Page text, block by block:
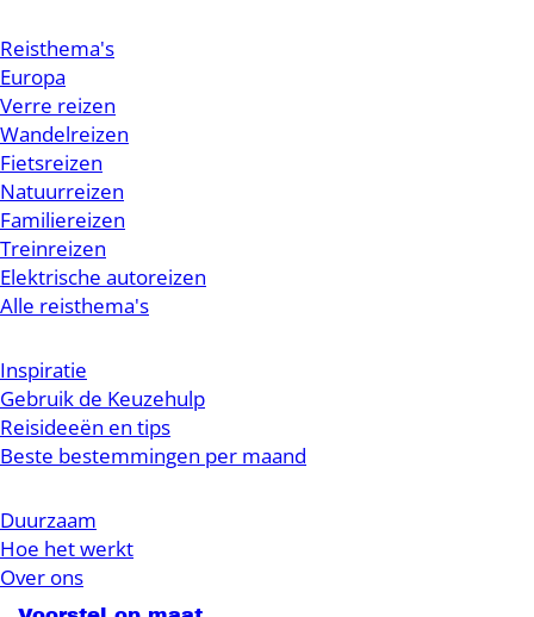
Reisthema's
Europa
Verre reizen
Wandelreizen
Fietsreizen
Natuurreizen
Familiereizen
Treinreizen
Elektrische autoreizen
Alle reisthema's
Inspiratie
Gebruik de Keuzehulp
Reisideeën en tips
Beste bestemmingen per maand
Duurzaam
Hoe het werkt
Over ons